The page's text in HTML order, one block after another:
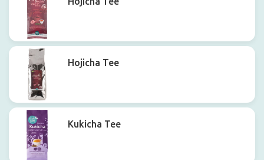
Hojicha Tee
Kukicha Tee